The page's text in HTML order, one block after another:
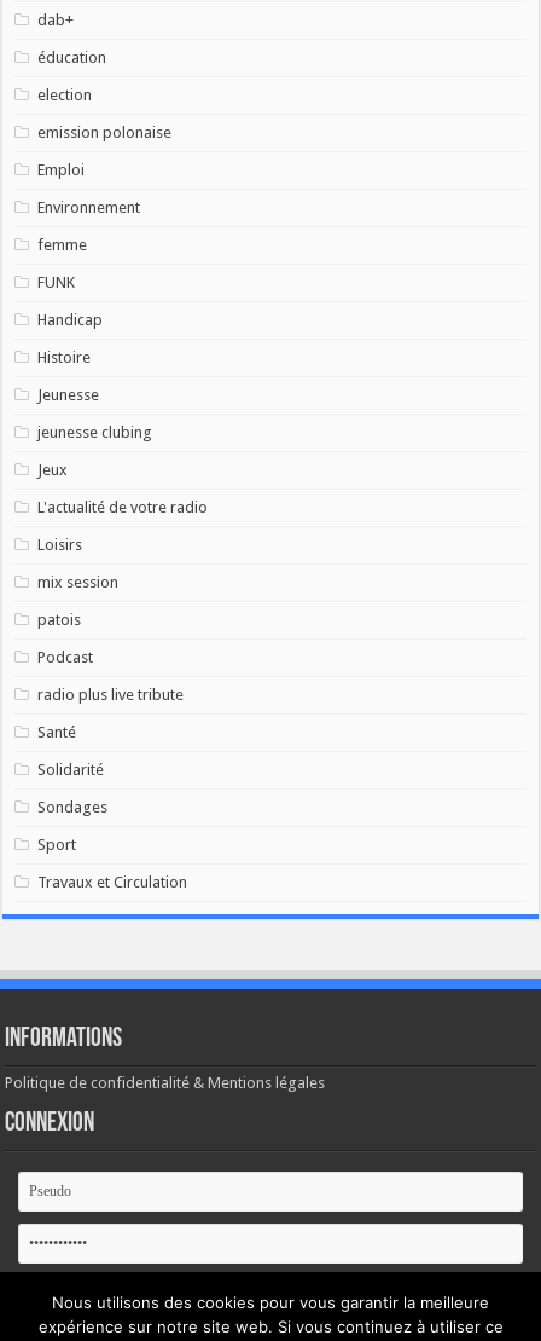
dab+
éducation
election
emission polonaise
Emploi
Environnement
femme
FUNK
Handicap
Histoire
Jeunesse
jeunesse clubing
Jeux
L'actualité de votre radio
Loisirs
mix session
patois
Podcast
radio plus live tribute
Santé
Solidarité
Sondages
Sport
Travaux et Circulation
Informations
Politique de confidentialité & Mentions légales
Connexion
Se souvenir de moi
Nous utilisons des cookies pour vous garantir la meilleure
expérience sur notre site web. Si vous continuez à utiliser ce